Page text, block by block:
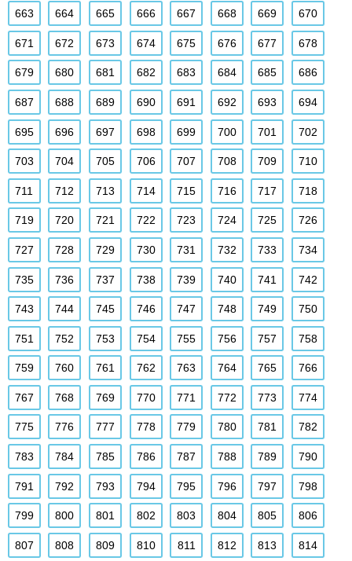
663 664 665 666 667 668 669 670
671 672 673 674 675 676 677 678
679 680 681 682 683 684 685 686
687 688 689 690 691 692 693 694
695 696 697 698 699 700 701 702
703 704 705 706 707 708 709 710
711 712 713 714 715 716 717 718
719 720 721 722 723 724 725 726
727 728 729 730 731 732 733 734
735 736 737 738 739 740 741 742
743 744 745 746 747 748 749 750
751 752 753 754 755 756 757 758
759 760 761 762 763 764 765 766
767 768 769 770 771 772 773 774
775 776 777 778 779 780 781 782
783 784 785 786 787 788 789 790
791 792 793 794 795 796 797 798
799 800 801 802 803 804 805 806
807 808 809 810 811 812 813 814